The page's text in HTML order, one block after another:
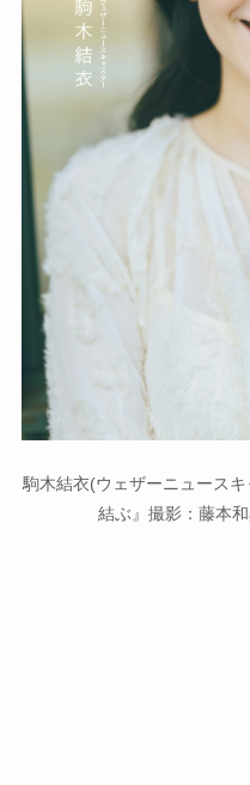
駒木結衣(ウェザーニュース
結ぶ』撮影：藤本